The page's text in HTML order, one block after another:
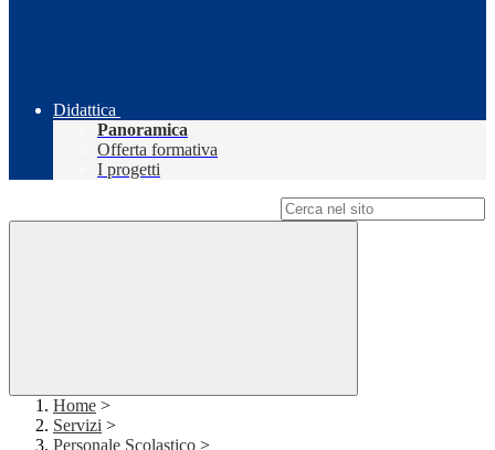
Didattica
Panoramica
Offerta formativa
I progetti
Home >
Servizi >
Personale Scolastico >